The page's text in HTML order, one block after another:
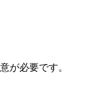
が必要です。